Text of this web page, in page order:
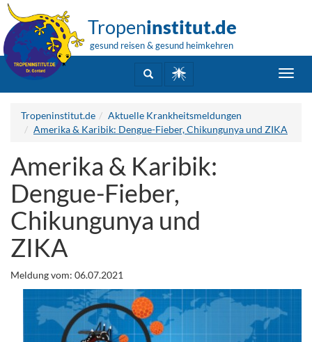
Tropeninstitut.de
gesund reisen & gesund heimkehren
Tropeninstitut.de
Aktuelle Krankheitsmeldungen
Amerika & Karibik: Dengue-Fieber, Chikungunya und ZIKA
Amerika & Karibik:
Dengue-Fieber,
Chikungunya und
ZIKA
Meldung vom: 06.07.2021